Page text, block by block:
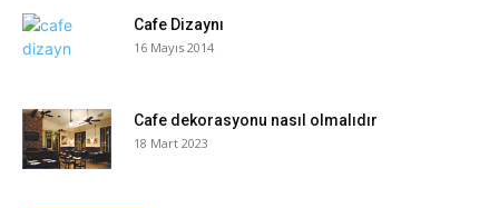
Cafe Dizaynı
16 Mayıs 2014
Cafe dekorasyonu nasıl olmalıdır
18 Mart 2023